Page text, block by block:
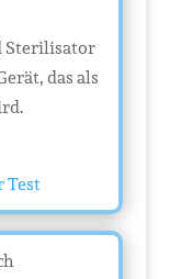
Sterilisator
das als